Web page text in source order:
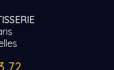
72